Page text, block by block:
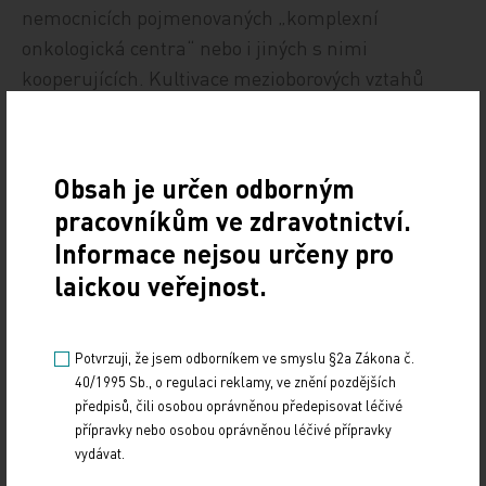
nemocnicích pojmenovaných „komplexní
onkologická centra“ nebo i jiných s nimi
kooperujících. Kultivace mezioborových vztahů
různých společností u lesklých kulatých stolů.
Odbornější tým, než je VIK příslušná pro danou
problematiku, nemáme a mít nebudeme, zejména
zajíkáme‑li se stále kontrolou kvality odborné péče.
I skeptiky či odpůrce a přátele volné entropie je
třeba ujistit, že dříve či později organizace
onkologické péče taková být musí, protože vývoj
medicíny i nároky nemocných si to vynutí. Je to
navíc rozpočtově neutrální úsilí, jak se říkává v
Obsah je určen odborným
pracovníkům ve zdravotnictví.
Informace nejsou určeny pro
laickou veřejnost.
Potvrzuji, že jsem odborníkem ve smyslu §2a Zákona č.
40/1995 Sb., o regulaci reklamy, ve znění pozdějších
předpisů, čili osobou oprávněnou předepisovat léčivé
přípravky nebo osobou oprávněnou léčivé přípravky
vydávat.